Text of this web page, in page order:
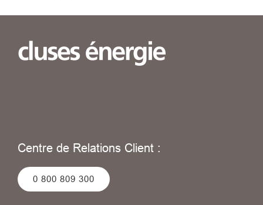
Centre de Relations Client :
0 800 809 300